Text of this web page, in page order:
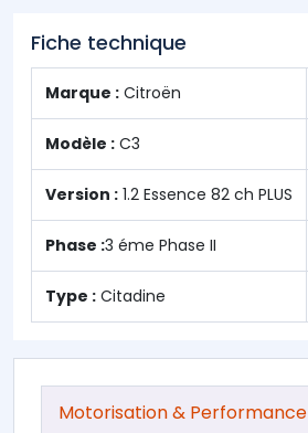
Fiche technique
Marque : Citroën
Modèle : C3
Version : 1.2 Essence 82 ch PLUS
Phase :3 éme Phase II
Type : Citadine
Motorisation & Performance